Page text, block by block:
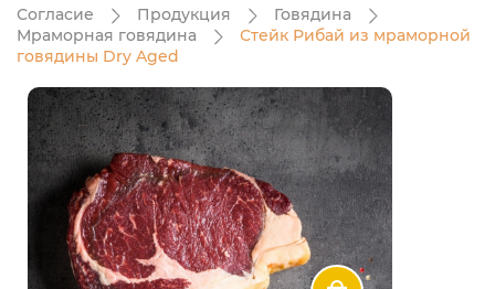
Согласие Продукция
Говядина
Мраморная говядина
Стейк Рибай из мраморной
говядины Dry Aged